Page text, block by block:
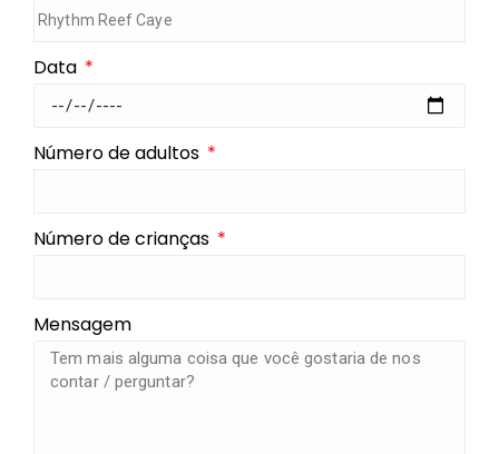
Data
Número de adultos
Número de crianças
Mensagem